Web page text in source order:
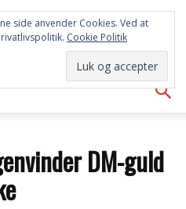
DM-guld
side anvender Cookies. Ved at
Cookie Politik